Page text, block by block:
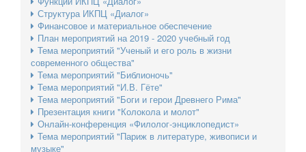
Структура ИКПЦ «Диалог»
Финансовое и материальное обеспечение
План мероприятий на 2019 - 2020 учебный год
Тема мероприятий "Ученый и его роль в жизни
современного общества"
Тема мероприятий "Библионочь"
Тема мероприятий "И.В. Гёте"
Тема мероприятий "Боги и герои Древнего Рима"
Презентация книги "Колокола и молот"
Онлайн-конференция «Филолог-энциклопедист»
Тема мероприятий "Париж в литературе, живописи и
музыке"